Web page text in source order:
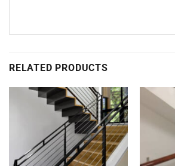
RELATED PRODUCTS